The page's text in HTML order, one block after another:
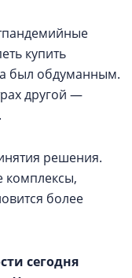
купить
был обдуманным.
другой —
решения.
комплексы,
более
сегодня